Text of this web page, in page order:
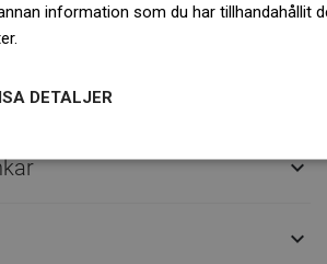



information som du har tillhandahållit
DETALJER